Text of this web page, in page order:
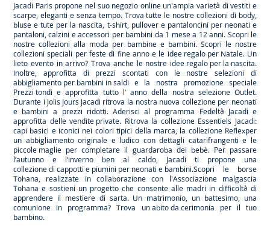
Jacadi Paris propone nel suo negozio online un'ampia varietà di vestiti e
scarpe, eleganti e senza tempo. Trova tutte le nostre collezioni di body,
bluse e tute per la nascita, t-shirt, pullover e pantaloncini per neonati e
pantaloni, calzini e accessori per bambini da 1 mese a 12 anni. Scopri le
nostre collezioni alla moda per bambine e bambini. Scopri le nostre
collezioni speciali per feste di fine anno e le idee regalo per Natale. Un
lieto evento in arrivo? Trova anche le nostre idee regalo per la nascita.
Inoltre, approfitta di prezzi scontati con le nostre selezioni di
abbigliamento per bambini in saldi e la nostra promozione speciale
Prezzi tondi e approfitta tutto l’ anno della nostra selezione Outlet.
Durante i Jolis Jours Jacadi ritrova la nostra nuova collezione per neonati
e bambini a prezzi ridotti. Aderisci al programma Fedeltà Jacadi e
approfitta dellevendite private. Ritrova la collezione Essentiels Jacadi:
capi basici e iconici nei colori tipici della marca, la collezione Reflexper
un abbigliamento originale e ludico con dettagli catarifrangenti e le
piccole maglie per completare il guardaroba dei bebè. Per passare
l’autunno e l’inverno ben al caldo, Jacadi ti propone una
collezione di cappotti e piumini per neonati e bambini.Scopri le borse
Tohana, realizzate in collaborazione con l'Associazione malgascia
Tohana e sostieni un progetto che consente alle madri in difficoltà di
apprendere il mestiere di sarta. Un matrimonio, un battesimo, una
comunione in programma? Trova un abito da cerimonia per il tuo
bambino.